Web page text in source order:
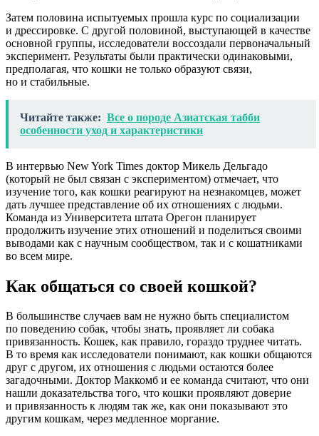
Затем половина испытуемых прошла курс по социализации
и дрессировке. С другой половиной, выступающей в качестве
основной группы, исследователи воссоздали первоначальный
эксперимент. Результаты были практически одинаковыми,
предполагая, что кошки не только образуют связи,
но и стабильные.
Читайте также: Все о породе Азиатская табби
особенности уход и характеристики
В интервью New York Times доктор Микель Дельгадо
(который не был связан с экспериментом) отмечает, что
изучение того, как кошки реагируют на незнакомцев, может
дать лучшее представление об их отношениях с людьми.
Команда из Университета штата Орегон планирует
продолжить изучение этих отношений и поделиться своими
выводами как с научным сообществом, так и с кошатниками
во всем мире.
Как общаться со своей кошкой?
В большинстве случаев вам не нужно быть специалистом
по поведению собак, чтобы знать, проявляет ли собака
привязанность. Кошек, как правило, гораздо труднее читать.
В то время как исследователи понимают, как кошки общаются
друг с другом, их отношения с людьми остаются более
загадочными. Доктор Маккомб и ее команда считают, что они
нашли доказательства того, что кошки проявляют доверие
и привязанность к людям так же, как они показывают это
другим кошкам, через медленное моргание.